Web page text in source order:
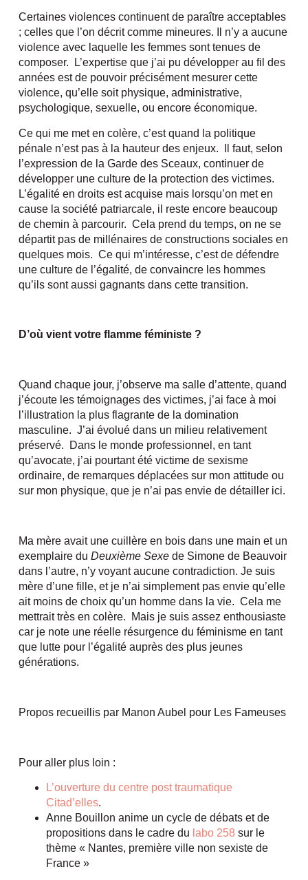
Certaines violences continuent de paraître acceptables
; celles que l’on décrit comme mineures. Il n’y a aucune
violence avec laquelle les femmes sont tenues de
composer. L’expertise que j’ai pu développer au fil des
années est de pouvoir précisément mesurer cette
violence, qu’elle soit physique, administrative,
psychologique, sexuelle, ou encore économique.
Ce qui me met en colère, c’est quand la politique
pénale n’est pas à la hauteur des enjeux. Il faut, selon
l’expression de la Garde des Sceaux, continuer de
développer une culture de la protection des victimes.
L’égalité en droits est acquise mais lorsqu’on met en
cause la société patriarcale, il reste encore beaucoup
de chemin à parcourir. Cela prend du temps, on ne se
départit pas de millénaires de constructions sociales en
quelques mois. Ce qui m’intéresse, c’est de défendre
une culture de l’égalité, de convaincre les hommes
qu’ils sont aussi gagnants dans cette transition.
D’où vient votre flamme féministe ?
Quand chaque jour, j’observe ma salle d’attente, quand
j’écoute les témoignages des victimes, j’ai face à moi
l’illustration la plus flagrante de la domination
masculine. J’ai évolué dans un milieu relativement
préservé. Dans le monde professionnel, en tant
qu’avocate, j’ai pourtant été victime de sexisme
ordinaire, de remarques déplacées sur mon attitude ou
sur mon physique, que je n’ai pas envie de détailler ici.
Ma mère avait une cuillère en bois dans une main et un
exemplaire du Deuxième Sexede Simone de Beauvoir
dans l’autre, n’y voyant aucune contradiction. Je suis
mère d’une fille, et je n’ai simplement pas envie qu’elle
ait moins de choix qu’un homme dans la vie. Cela me
mettrait très en colère. Mais je suis assez enthousiaste
car je note une réelle résurgence du féminisme en tant
que lutte pour l’égalité auprès des plus jeunes
générations.
Propos recueillis par Manon Aubel pour Les Fameuses
Pour aller plus loin :
L’ouverture du centre post traumatique
Citad’elles.
Anne Bouillon anime un cycle de débats et de
propositions dans le cadre du labo 258 sur le
thème « Nantes, première ville non sexiste de
France »